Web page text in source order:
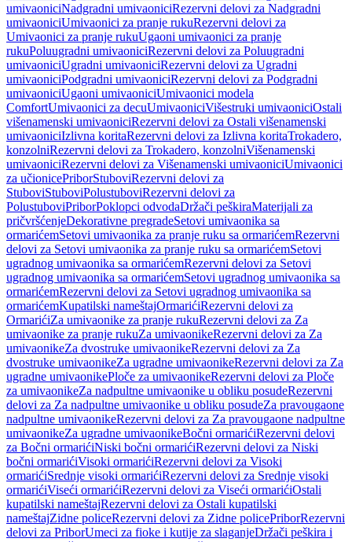
umivaoniciNadgradni umivaoniciRezervni delovi za Nadgradni
umivaoniciUmivaonici za pranje rukuRezervni delovi za
Umivaonici za pranje rukuUgaoni umivaonici za pranje
rukuPoluugradni umivaoniciRezervni delovi za Poluugradni
umivaoniciUgradni umivaoniciRezervni delovi za Ugradni
umivaoniciPodgradni umivaoniciRezervni delovi za Podgradni
umivaoniciUgaoni umivaoniciUmivaonici modela
ComfortUmivaonici za decuUmivaoniciVišestruki umivaoniciOstali
višenamenski umivaoniciRezervni delovi za Ostali višenamenski
umivaoniciIzlivna koritaRezervni delovi za Izlivna koritaTrokadero,
konzolniRezervni delovi za Trokadero, konzolniVišenamenski
umivaoniciRezervni delovi za Višenamenski umivaoniciUmivaonici
za učionicePriborStuboviRezervni delovi za
StuboviStuboviPolustuboviRezervni delovi za
PolustuboviPriborPoklopci odvodaDržači peškiraMaterijali za
pričvršćenjeDekorativne pregradeSetovi umivaonika sa
ormarićemSetovi umivaonika za pranje ruku sa ormarićemRezervni
delovi za Setovi umivaonika za pranje ruku sa ormarićemSetovi
ugradnog umivaonika sa ormarićemRezervni delovi za Setovi
ugradnog umivaonika sa ormarićemSetovi ugradnog umivaonika sa
ormarićemRezervni delovi za Setovi ugradnog umivaonika sa
ormarićemKupatilski nameštajOrmarićiRezervni delovi za
OrmarićiZa umivaonike za pranje rukuRezervni delovi za Za
umivaonike za pranje rukuZa umivaonikeRezervni delovi za Za
umivaonikeZa dvostruke umivaonikeRezervni delovi za Za
dvostruke umivaonikeZa ugradne umivaonikeRezervni delovi za Za
ugradne umivaonikePloče za umivaonikeRezervni delovi za Ploče
za umivaonikeZa nadpultne umivaonike u obliku posudeRezervni
delovi za Za nadpultne umivaonike u obliku posudeZa pravougaone
nadpultne umivaonikeRezervni delovi za Za pravougaone nadpultne
umivaonikeZa ugradne umivaonikeBočni ormarićiRezervni delovi
za Bočni ormarićiNiski bočni ormarićiRezervni delovi za Niski
bočni ormarićiVisoki ormarićiRezervni delovi za Visoki
ormarićiSrednje visoki ormarićiRezervni delovi za Srednje visoki
ormarićiViseći ormarićiRezervni delovi za Viseći ormarićiOstali
kupatilski nameštajRezervni delovi za Ostali kupatilski
nameštajZidne policeRezervni delovi za Zidne policePriborRezervni
delovi za PriborUmeci za fioke i kutije za slaganjeDržači peškira i